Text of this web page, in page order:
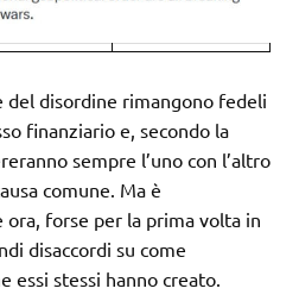
del disordine rimangono fedeli
finanziario e, secondo la
sempre l’uno con l’altro
comune. Ma è
forse per la prima volta in
disaccordi su come
essi stessi hanno creato.